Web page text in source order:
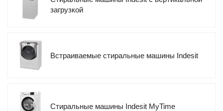
загрузкой
Встраиваемые стиральные машины Indesit
Стиральные машины Indesit MyTime